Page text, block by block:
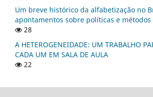
Um breve histórico da alfabetização no
apontamentos sobre políticas e métodos
28
A HETEROGENEIDADE: UM TRABALHO
CADA UM EM SALA DE AULA
22